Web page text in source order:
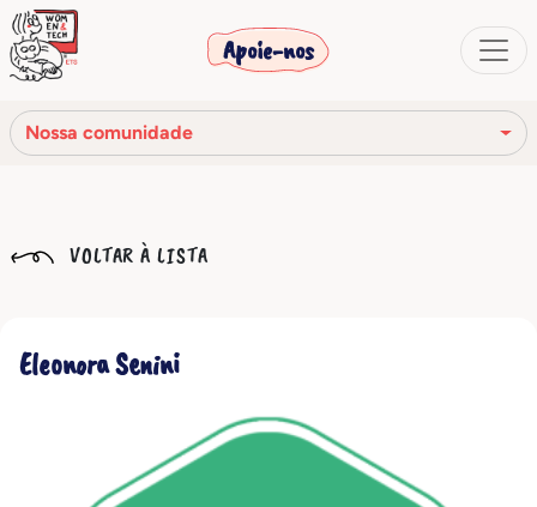
Apoie-nos
Nossa comunidade
Nossa rede
VOLTAR À LISTA
Eleonora Senini